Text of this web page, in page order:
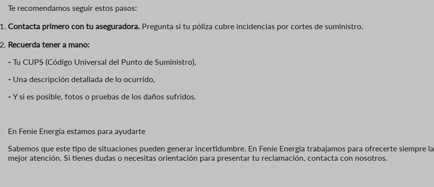
Te recomendamos seguir estos pasos:
Contacta primero con tu aseguradora. Pregunta si tu póliza cubre incidencias por cortes de suministro.
Recuerda tener a mano:
- Tu CUPS (Código Universal del Punto de Suministro),
- Una descripción detallada de lo ocurrido,
- Y si es posible, fotos o pruebas de los daños sufridos.
En Feníe Energía estamos para ayudarte
Sabemos que este tipo de situaciones pueden generar incertidumbre. En Feníe Energía trabajamos para ofrecerte siempre la
mejor atención. Si tienes dudas o necesitas orientación para presentar tu reclamación, contacta con nosotros.